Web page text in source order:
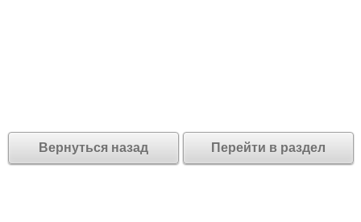
Вернуться назад Перейти в раздел